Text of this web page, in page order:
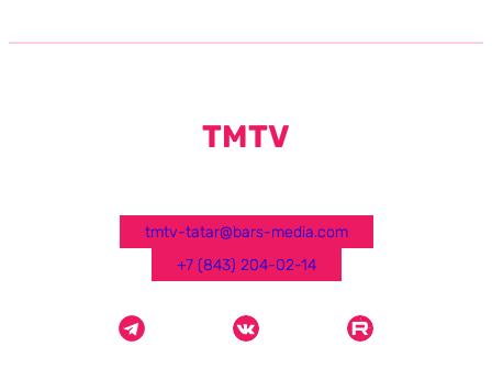
TMTV
tmtv-tatar@bars-media.com
+7 (843) 204-02-14